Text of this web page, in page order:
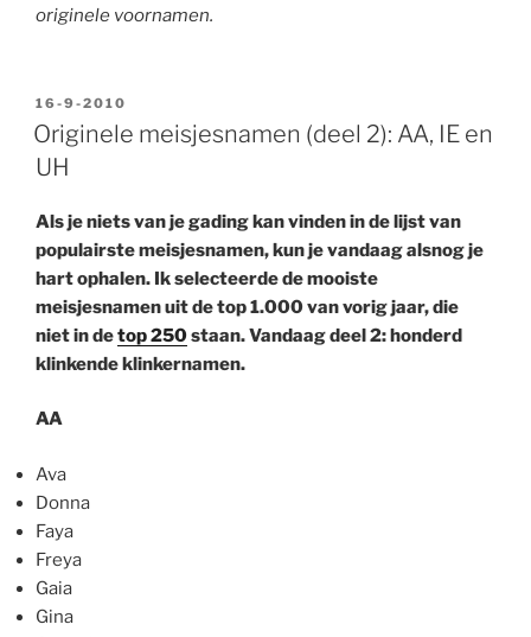
originele voornamen.
GEPLAATST
OP
16-9-2010
Originele meisjesnamen (deel 2): AA, IE en
UH
Als je niets van je gading kan vinden in de lijst van
populairste meisjesnamen, kun je vandaag alsnog je
hart ophalen. Ik selecteerde de mooiste
meisjesnamen uit de top 1.000 van vorig jaar, die
niet in detop 250staan. Vandaag deel 2: honderd
klinkende klinkernamen.
AA
Ava
Donna
Faya
Freya
Gaia
Gina